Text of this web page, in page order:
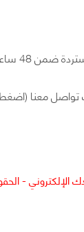
من تاريخ الحجز.
تواصل معنا
الإلكتروني -